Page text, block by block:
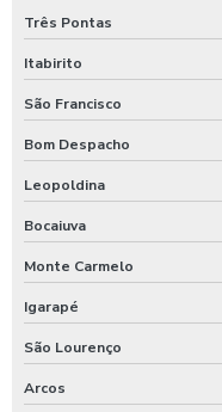
Maquinas para higienização
Melhores produtos para
Moedeiro para calibrador
Moedeiro para calibrador de
Polímero catiônico
Posto com aspirador self
Posto com aspirador self
Três Pontas
Itabirito
São Francisco
Bom Despacho
Leopoldina
Bocaiuva
Monte Carmelo
Igarapé
São Lourenço
Arcos